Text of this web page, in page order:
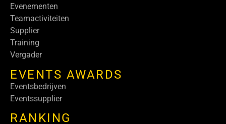
Evenementen
Teamactiviteiten
Supplier
Training
Vergader
EVENTS AWARDS
Eventsbedrijven
Eventssupplier
RANKING